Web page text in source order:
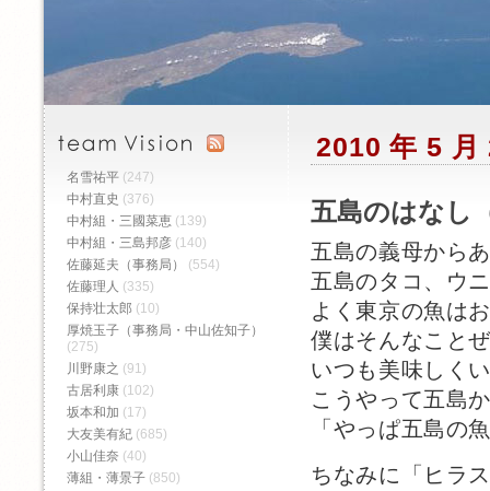
2010 年 5 月
五島のはなし
五島の義母から
五島のタコ、ウ
よく東京の魚は
僕はそんなこと
いつも美味しく
こうやって五島
「やっぱ五島の
ちなみに「ヒラ
名雪祐平 (247)
中村直史 (376)
中村組・三國菜恵 (139)
中村組・三島邦彦 (140)
佐藤延夫（事務局）
(554)
佐藤理人 (335)
保持壮太郎 (10)
厚焼玉子（事務局・中山佐知子）
(275)
川野康之 (91)
古居利康 (102)
坂本和加 (17)
大友美有紀 (685)
小山佳奈 (40)
薄組・薄景子 (850)